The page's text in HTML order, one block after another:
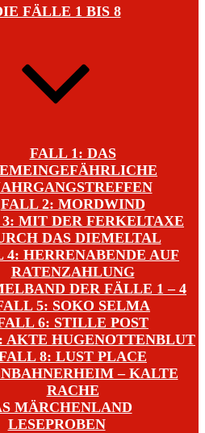
FÄLLE 1 BIS 8
FALL 1: DAS
FALL 2: MORDWIND
MIT DER FERKELTAXE
DAS DIEMELTAL
4: HERRENABENDE AUF
RATENZAHLUNG
DER FÄLLE 1 – 4
5: SOKO SELMA
6: STILLE POST
AKTE HUGENOTTENBLUT
8: LUST PLACE
– KALTE
RACHE
MÄRCHENLAND
LESEPROBEN